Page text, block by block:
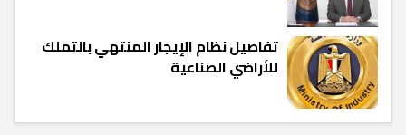
تفاصيل نظام الإيجار المنتهي بالتملك
للأراضي الصناعية